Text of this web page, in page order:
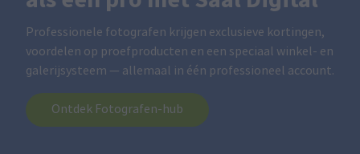
Professionele fotografen krijgen exclusieve kortingen,
voordelen op proefproducten en een speciaal winkel- en
galerijsysteem — allemaal in één professioneel account.
Ontdek Fotografen-hub